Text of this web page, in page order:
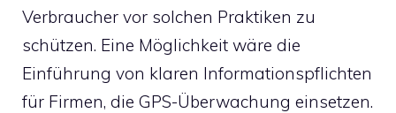
Verbraucher vor solchen Praktiken zu
schützen. Eine Möglichkeit wäre die
Einführung von klaren Informationspflichten
für Firmen, die GPS-Überwachung einsetzen.